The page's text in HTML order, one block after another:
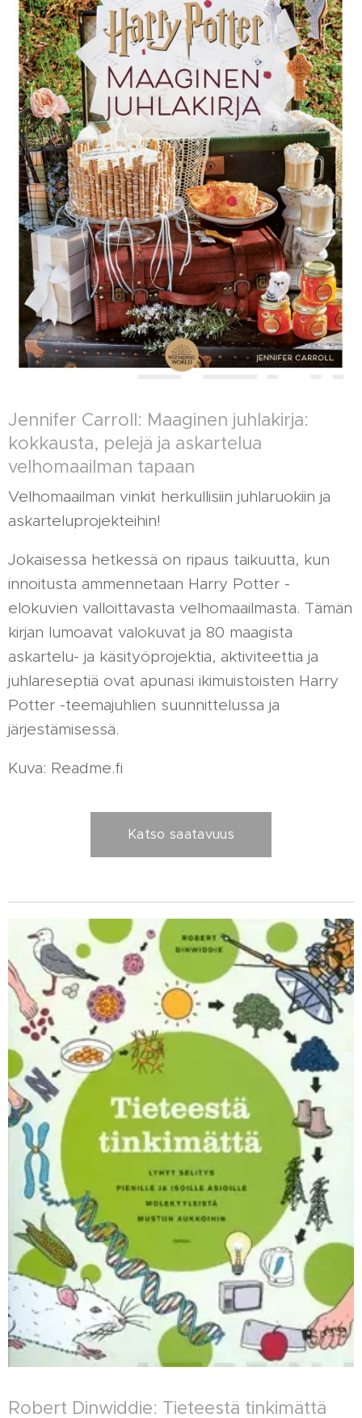
Jennifer Carroll: Maaginen juhlakirja:
kokkausta, pelejä ja askartelua
velhomaailman tapaan
Velhomaailman vinkit herkullisiin juhlaruokiin ja
askarteluprojekteihin!
Jokaisessa hetkessä on ripaus taikuutta, kun
innoitusta ammennetaan Harry Potter -
elokuvien valloittavasta velhomaailmasta. Tämän
kirjan lumoavat valokuvat ja 80 maagista
askartelu- ja käsityöprojektia, aktiviteettia ja
juhlareseptiä ovat apunasi ikimuistoisten Harry
Potter -teemajuhlien suunnittelussa ja
järjestämisessä.
Kuva: Readme.fi
Katso saatavuus
Robert Dinwiddie: Tieteestä tinkimättä